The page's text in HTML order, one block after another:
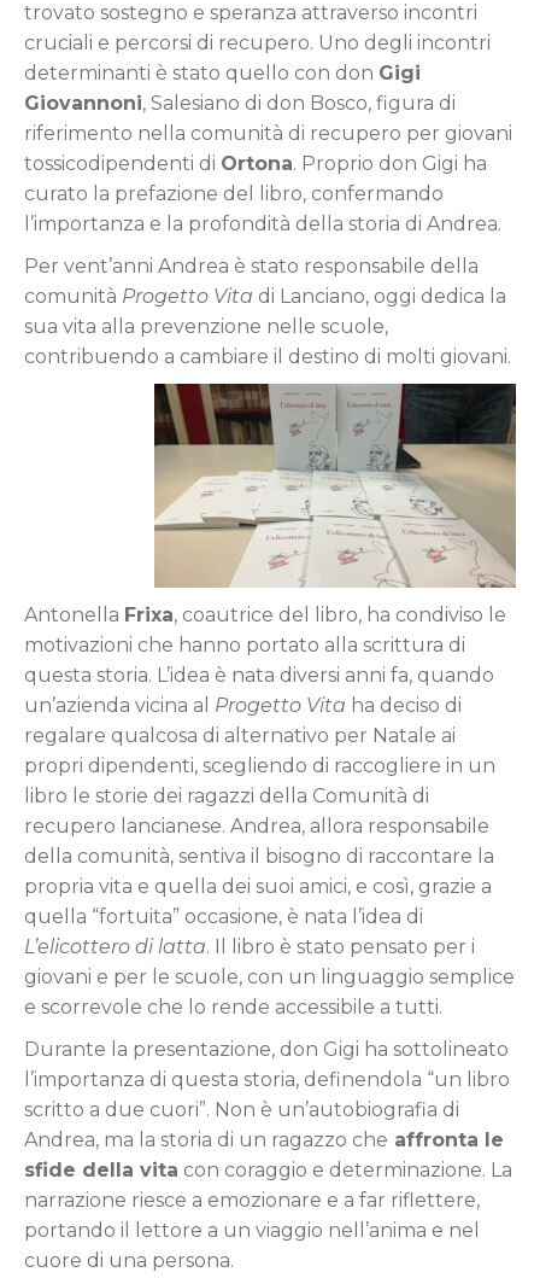
trovato sostegno e speranza attraverso incontri
cruciali e percorsi di recupero. Uno degli incontri
determinanti è stato quello con don Gigi
Giovannoni, Salesiano di don Bosco, figura di
riferimento nella comunità di recupero per giovani
tossicodipendenti di Ortona. Proprio don Gigi ha
curato la prefazione del libro, confermando
l’importanza e la profondità della storia di Andrea.
Per vent’anni Andrea è stato responsabile della
comunità Progetto Vita di Lanciano, oggi dedica la
sua vita alla prevenzione nelle scuole,
contribuendo a cambiare il destino di molti giovani.
Antonella Frixa, coautrice del libro, ha condiviso le
motivazioni che hanno portato alla scrittura di
questa storia. L’idea è nata diversi anni fa, quando
un’azienda vicina al Progetto Vita ha deciso di
regalare qualcosa di alternativo per Natale ai
propri dipendenti, scegliendo di raccogliere in un
libro le storie dei ragazzi della Comunità di
recupero lancianese. Andrea, allora responsabile
della comunità, sentiva il bisogno di raccontare la
propria vita e quella dei suoi amici, e così, grazie a
quella “fortuita” occasione, è nata l’idea di
L’elicottero di latta. Il libro è stato pensato per i
giovani e per le scuole, con un linguaggio semplice
e scorrevole che lo rende accessibile a tutti.
Durante la presentazione, don Gigi ha sottolineato
l’importanza di questa storia, definendola “un libro
scritto a due cuori”. Non è un’autobiografia di
Andrea, ma la storia di un ragazzo che affronta le
sfide della vita con coraggio e determinazione. La
narrazione riesce a emozionare e a far riflettere,
portando il lettore a un viaggio nell’anima e nel
cuore di una persona.